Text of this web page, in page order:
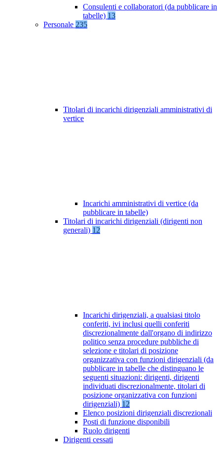
Consulenti e collaboratori (da pubblicare in
tabelle) 13
Personale 235
Titolari di incarichi dirigenziali amministrativi di
vertice
Incarichi amministrativi di vertice (da
pubblicare in tabelle)
Titolari di incarichi dirigenziali (dirigenti non
generali) 12
Incarichi dirigenziali, a qualsiasi titolo
conferiti, ivi inclusi quelli conferiti
discrezionalmente dall'organo di indirizzo
politico senza procedure pubbliche di
selezione e titolari di posizione
organizzativa con funzioni dirigenziali (da
pubblicare in tabelle che distinguano le
seguenti situazioni: dirigenti, dirigenti
individuati discrezionalmente, titolari di
posizione organizzativa con funzioni
dirigenziali) 12
Elenco posizioni dirigenziali discrezionali
Posti di funzione disponibili
Ruolo dirigenti
Dirigenti cessati